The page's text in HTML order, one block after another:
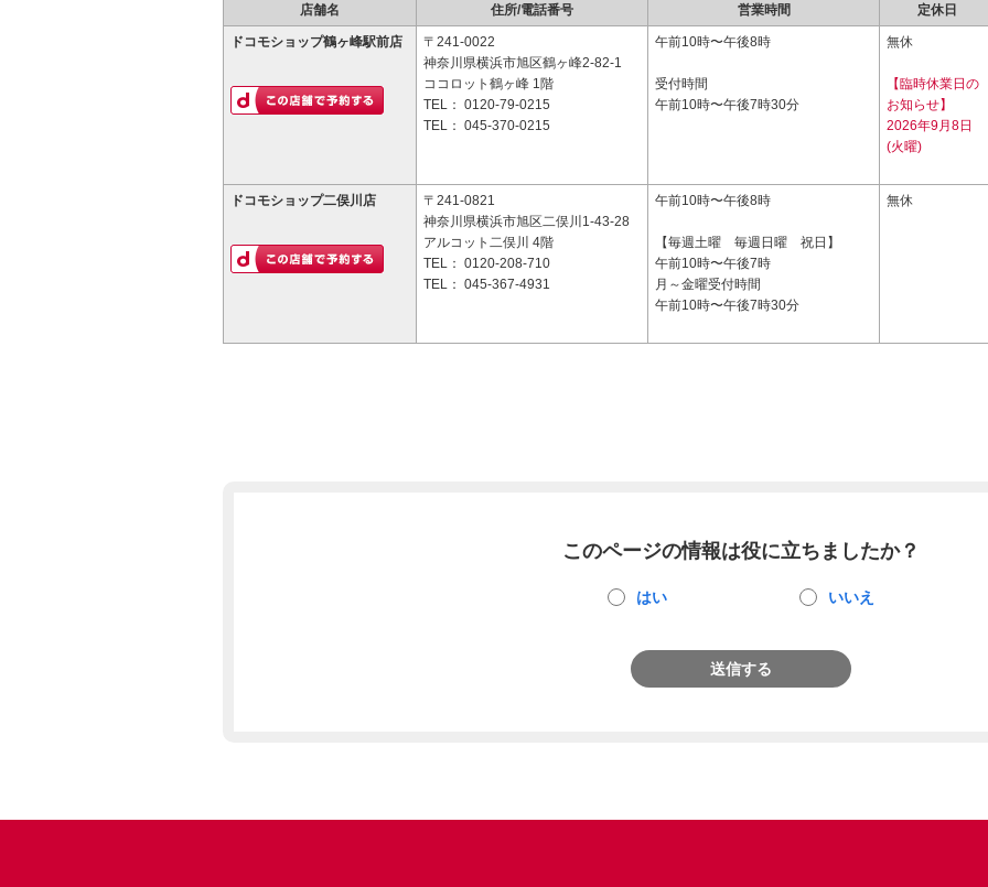
店舗名 住所/電話番号 営業時間 定休日
ドコモショップ鶴ヶ峰駅前店
〒241-0022
神奈川県横浜市旭区鶴ヶ峰2-82-1
ココロット鶴ヶ峰 1階
TEL： 0120-79-0215
TEL： 045-370-0215
午前10時〜午後8時
受付時間
午前10時〜午後7時30分
無休
【臨時休業日の
お知らせ】
2026年9月8日
(火曜)
ドコモショップ二俣川店
〒241-0821
神奈川県横浜市旭区二俣川1-43-28
アルコット二俣川 4階
TEL： 0120-208-710
TEL： 045-367-4931
午前10時〜午後8時
【毎週土曜 毎週日曜 祝日】
午前10時〜午後7時
月～金曜受付時間
午前10時〜午後7時30分
無休
このページの情報は役に立ちましたか？
はい いいえ
送信する